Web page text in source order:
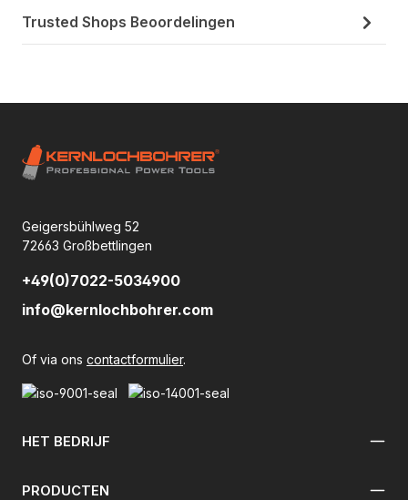
Trusted Shops Beoordelingen
Geigersbühlweg 52
72663 Großbettlingen
+49(0)7022-5034900
info@kernlochbohrer.com
Of via ons contactformulier.
HET BEDRIJF
PRODUCTEN